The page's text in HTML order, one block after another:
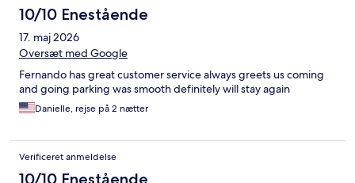
10/10 Enestående
17. maj 2026
Oversæt med Google
Fernando has great customer service always greets us coming
and going parking was smooth definitely will stay again
Danielle, rejse på 2 nætter
Verificeret anmeldelse